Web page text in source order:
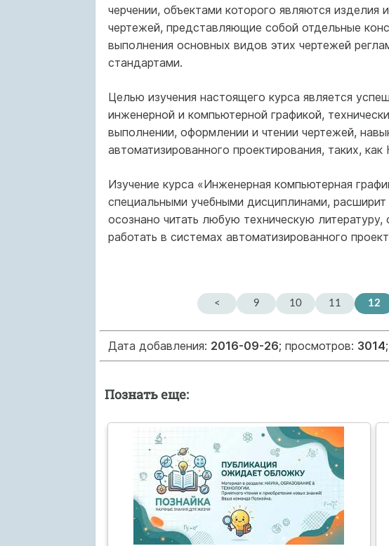
черчении, объектами которого являются
чертежей, представляющие собой отдельные
выполнения основных видов этих чертежей
стандартами.
Целью изучения настоящего курса является
инженерной и компьютерной графикой,
выполнении, оформлении и чтении чертежей,
автоматизированного проектирования, таких,
Изучение курса «Инженерная компьютерная
специальными учебными дисциплинами, расширит
осознано читать любую техническую
работать в системах автоматизированного
< 9 10 11 12
Дата добавления: 2016-09-26; просмотров: 3014;
Познать еще: